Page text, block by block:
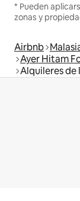
* Pueden
zonas y
Airbnb
Ayer Hitam
Alquileres